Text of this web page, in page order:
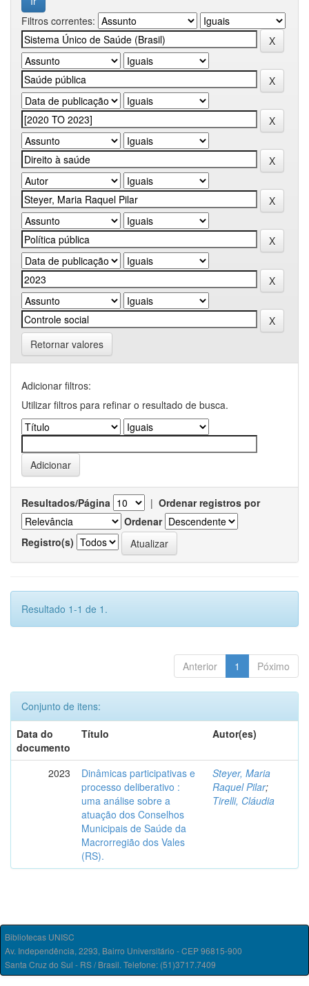
Filtros correntes:
Retornar valores
Adicionar filtros:
Utilizar filtros para refinar o resultado de busca.
Resultados/Página | Ordenar registros por
Ordenar
Registro(s)
Resultado 1-1 de 1.
Anterior 1 Póximo
Conjunto de itens:
Data do
documento
Título Autor(es)
2023
Dinâmicas participativas e
processo deliberativo :
uma análise sobre a
atuação dos Conselhos
Municipais de Saúde da
Macrorregião dos Vales
(RS).
Steyer, Maria
Raquel Pilar;
Tirelli, Cláudia
Bibliotecas UNISC
Av. Independência, 2293, Bairro Universitário - CEP 96815-900
Santa Cruz do Sul - RS / Brasil. Telefone: (51)3717.7409